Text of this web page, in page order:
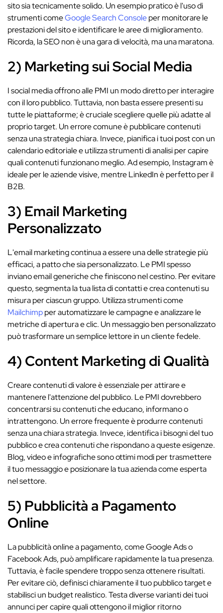
sito sia tecnicamente solido. Un esempio pratico è l'uso di
strumenti comeGoogle Search Consoleper monitorare le
prestazioni del sito e identificare le aree di miglioramento.
Ricorda, la SEO non è una gara di velocità, ma una maratona.
2) Marketing sui Social Media
I social media offrono alle PMI un modo diretto per interagire
con il loro pubblico. Tuttavia, non basta essere presenti su
tutte le piattaforme; è cruciale scegliere quelle più adatte al
proprio target. Un errore comune è pubblicare contenuti
senza una strategia chiara. Invece, pianifica i tuoi post con un
calendario editoriale e utilizza strumenti di analisi per capire
quali contenuti funzionano meglio. Ad esempio, Instagram è
ideale per le aziende visive, mentre LinkedIn è perfetto per il
B2B.
3) Email Marketing
Personalizzato
L'email marketing continua a essere una delle strategie più
efficaci, a patto che sia personalizzato. Le PMI spesso
inviano email generiche che finiscono nel cestino. Per evitare
questo, segmenta la tua lista di contatti e crea contenuti su
misura per ciascun gruppo. Utilizza strumenti come
Mailchimpper automatizzare le campagne e analizzare le
metriche di apertura e clic. Un messaggio ben personalizzato
può trasformare un semplice lettore in un cliente fedele.
4) Content Marketing di Qualità
Creare contenuti di valore è essenziale per attirare e
mantenere l'attenzione del pubblico. Le PMI dovrebbero
concentrarsi su contenuti che educano, informano o
intrattengono. Un errore frequente è produrre contenuti
senza una chiara strategia. Invece, identifica i bisogni del tuo
pubblico e crea contenuti che rispondano a queste esigenze.
Blog, video e infografiche sono ottimi modi per trasmettere
il tuo messaggio e posizionare la tua azienda come esperta
nel settore.
5) Pubblicità a Pagamento
Online
La pubblicità online a pagamento, come Google Ads o
Facebook Ads, può amplificare rapidamente la tua presenza.
Tuttavia, è facile spendere troppo senza ottenere risultati.
Per evitare ciò, definisci chiaramente il tuo pubblico target e
stabilisci un budget realistico. Testa diverse varianti dei tuoi
annunci per capire quali ottengono il miglior ritorno